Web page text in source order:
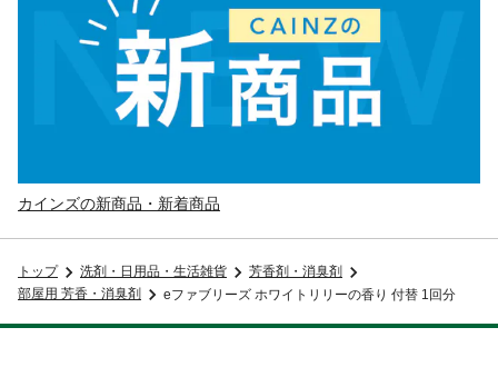
カインズの新商品・新着商品
トップ 洗剤・日用品・生活雑貨
芳香剤・消臭剤
部屋用 芳香・消臭剤
eファブリーズ ホワイトリリーの香り 付替 1回分